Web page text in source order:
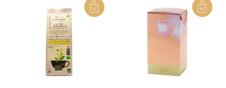
Cannelle, mélisse, fèves de cacao,
cardamome, réglisse, gingembre, baies roses, arôme
chocolat, clou de girofle, pétales de fleur, poivre noir
Contient de la réglisse, les personnes souffrant
d'hypertension doivent éviter toute consommation
excessive.